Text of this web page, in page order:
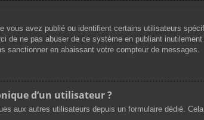
vous avez publié ou identifient certains utilisateurs
ne pas abuser de ce système en publiant inutilement
sanctionner en abaissant votre compteur de messages.
d’un utilisateur ?
aux autres utilisateurs depuis un formulaire dédié.